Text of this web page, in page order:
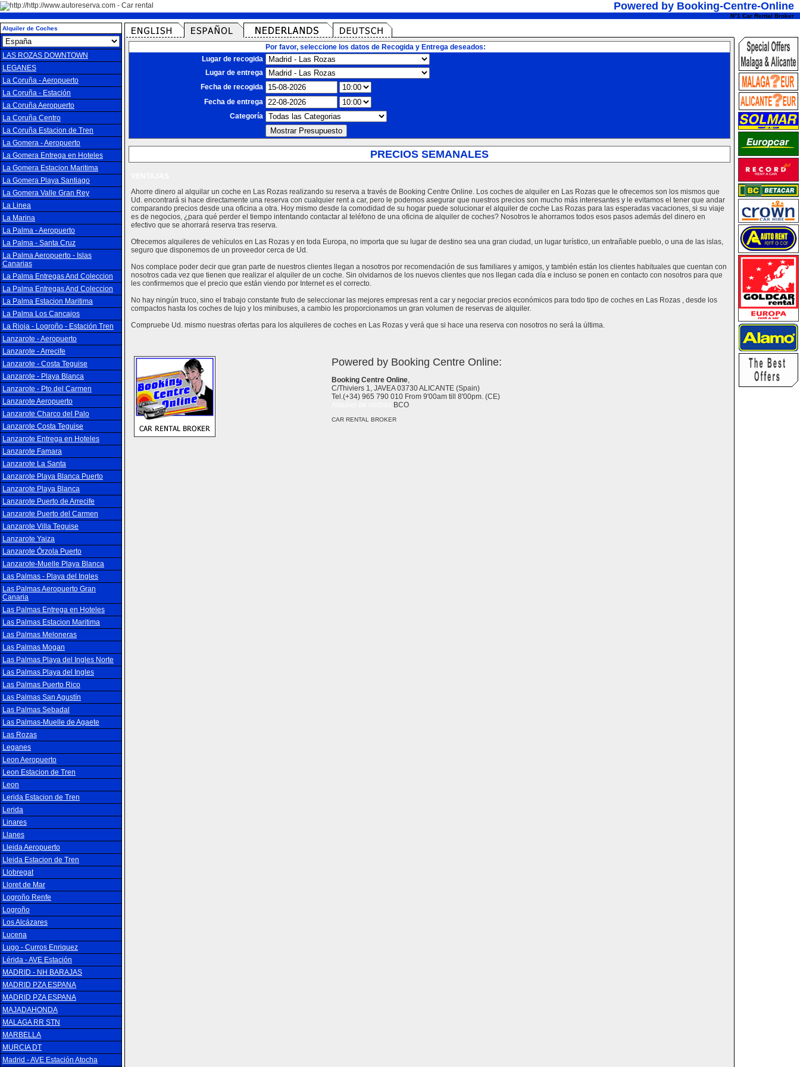
Powered by Booking-Centre-Online
N°1 Car Rental Broker
Alquiler de Coches
LAS ROZAS DOWNTOWN
LEGANES
La Coruña - Aeropuerto
La Coruña - Estación
La Coruña Aeropuerto
La Coruña Centro
La Coruña Estacion de Tren
La Gomera - Aeropuerto
La Gomera Entrega en Hoteles
La Gomera Estacion Maritima
La Gomera Playa Santiago
La Gomera Valle Gran Rey
La Linea
La Marina
La Palma - Aeropuerto
La Palma - Santa Cruz
La Palma Aeropuerto - Islas
Canarias
La Palma Entregas And Coleccion
La Palma Entregas And Coleccion
La Palma Estacion Maritima
La Palma Los Cancajos
La Rioja - Logroño - Estación Tren
Lanzarote - Aeropuerto
Lanzarote - Arrecife
Lanzarote - Costa Teguise
Lanzarote - Playa Blanca
Lanzarote - Pto.del Carmen
Lanzarote Aeropuerto
Lanzarote Charco del Palo
Lanzarote Costa Teguise
Lanzarote Entrega en Hoteles
Lanzarote Famara
Lanzarote La Santa
Lanzarote Playa Blanca Puerto
Lanzarote Playa Blanca
Lanzarote Puerto de Arrecife
Lanzarote Puerto del Carmen
Lanzarote Villa Teguise
Lanzarote Yaiza
Lanzarote Órzola Puerto
Lanzarote-Muelle Playa Blanca
Las Palmas - Playa del Ingles
Las Palmas Aeropuerto Gran
Canaria
Las Palmas Entrega en Hoteles
Las Palmas Estacion Maritima
Las Palmas Meloneras
Las Palmas Mogan
Las Palmas Playa del Ingles Norte
Las Palmas Playa del Ingles
Las Palmas Puerto Rico
Las Palmas San Agustín
Las Palmas Sebadal
Las Palmas-Muelle de Agaete
Las Rozas
Leganes
Leon Aeropuerto
Leon Estacion de Tren
Leon
Lerida Estacion de Tren
Lerida
Linares
Llanes
Lleida Aeropuerto
Lleida Estacion de Tren
Llobregat
Lloret de Mar
Logroño Renfe
Logroño
Los Alcázares
Lucena
Lugo - Curros Enriquez
Lérida - AVE Estación
MADRID - NH BARAJAS
MADRID PZA ESPANA
MADRID PZA ESPANA
MAJADAHONDA
MALAGA RR STN
MARBELLA
MURCIA DT
Madrid - AVE Estación Atocha
Por favor, seleccione los datos de Recogida y Entrega deseados:
Lugar de recogida
Lugar de entrega
Fecha de recogida
Fecha de entrega
Categoría
PRECIOS SEMANALES
Ahorre dinero al alquilar un coche en Las Rozas realizando su reserva a través de Booking Centre Online. Los coches de alquiler en Las Rozas que le ofrecemos son los mismos que
Ud. encontrará si hace directamente una reserva con cualquier rent a car, pero le podemos asegurar que nuestros precios son mucho más interesantes y le evitamos el tener que andar
comparando precios desde una oficina a otra. Hoy mismo desde la comodidad de su hogar puede solucionar el alquiler de coche Las Rozas para las esperadas vacaciones, si su viaje
es de negocios, ¿para qué perder el tiempo intentando contactar al teléfono de una oficina de alquiler de coches? Nosotros le ahorramos todos esos pasos además del dinero en
efectivo que se ahorrará reserva tras reserva.
Ofrecemos alquileres de vehículos en Las Rozas y en toda Europa, no importa que su lugar de destino sea una gran ciudad, un lugar turístico, un entrañable pueblo, o una de las islas,
seguro que disponemos de un proveedor cerca de Ud.
Nos complace poder decir que gran parte de nuestros clientes llegan a nosotros por recomendación de sus familiares y amigos, y también están los clientes habituales que cuentan con
nosotros cada vez que tienen que realizar el alquiler de un coche. Sin olvidarnos de los nuevos clientes que nos llegan cada día e incluso se ponen en contacto con nosotros para que
les confirmemos que el precio que están viendo por Internet es el correcto.
No hay ningún truco, sino el trabajo constante fruto de seleccionar las mejores empresas rent a car y negociar precios económicos para todo tipo de coches en Las Rozas , desde los
compactos hasta los coches de lujo y los minibuses, a cambio les proporcionamos un gran volumen de reservas de alquiler.
Compruebe Ud. mismo nuestras ofertas para los alquileres de coches en Las Rozas y verá que si hace una reserva con nosotros no será la última.
Powered by Booking Centre Online:
Booking Centre Online,
C/Thiviers 1, JAVEA 03730 ALICANTE (Spain)
Tel.(+34) 965 790 010 From 9'00am till 8'00pm. (CE)
BCO
CAR RENTAL BROKER